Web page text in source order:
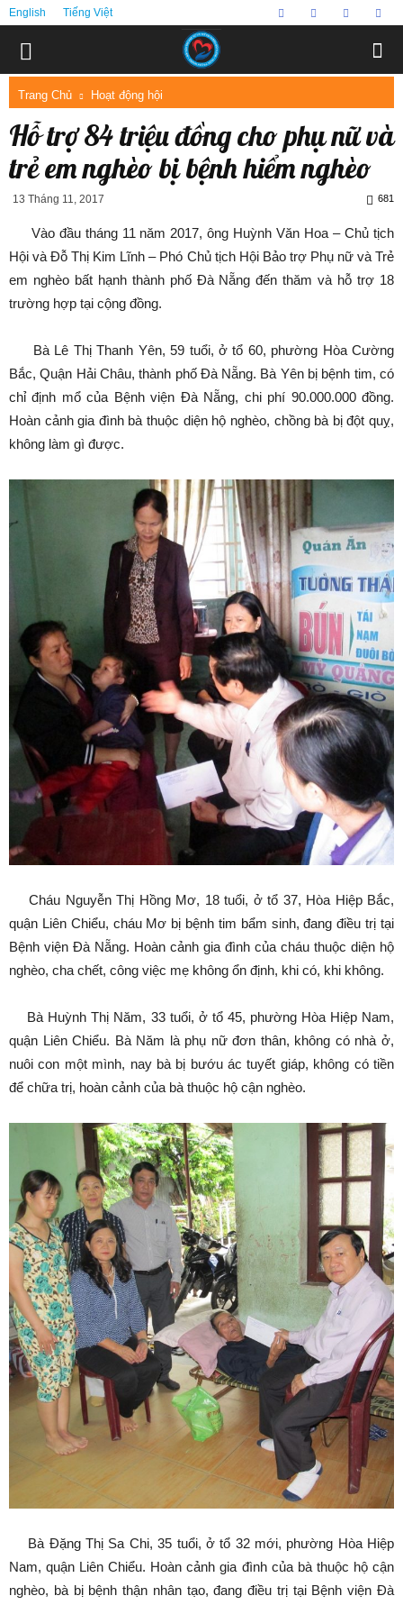
English Tiếng Việt
Trang Chủ Hoạt động hội
Hỗ trợ 84 triệu đồng cho phụ nữ và
trẻ em nghèo bị bệnh hiểm nghèo
13 Tháng 11, 2017 681
Vào đầu tháng 11 năm 2017, ông Huỳnh Văn Hoa – Chủ tịch
Hội và Đỗ Thị Kim Lĩnh – Phó Chủ tịch Hội Bảo trợ Phụ nữ và Trẻ
em nghèo bất hạnh thành phố Đà Nẵng đến thăm và hỗ trợ 18
trường hợp tại cộng đồng.
Bà Lê Thị Thanh Yên, 59 tuổi, ở tổ 60, phường Hòa Cường
Bắc, Quận Hải Châu, thành phố Đà Nẵng. Bà Yên bị bệnh tim, có
chỉ định mổ của Bệnh viện Đà Nẵng, chi phí 90.000.000 đồng.
Hoàn cảnh gia đình bà thuộc diện hộ nghèo, chồng bà bị đột quỵ,
không làm gì được.
Cháu Nguyễn Thị Hồng Mơ, 18 tuổi, ở tổ 37, Hòa Hiệp Bắc,
quận Liên Chiểu, cháu Mơ bị bệnh tim bẩm sinh, đang điều trị tại
Bệnh viện Đà Nẵng. Hoàn cảnh gia đình của cháu thuộc diện hộ
nghèo, cha chết, công việc mẹ không ổn định, khi có, khi không.
Bà Huỳnh Thị Năm, 33 tuổi, ở tổ 45, phường Hòa Hiệp Nam,
quận Liên Chiểu. Bà Năm là phụ nữ đơn thân, không có nhà ở,
nuôi con một mình, nay bà bị bướu ác tuyết giáp, không có tiền
để chữa trị, hoàn cảnh của bà thuộc hộ cận nghèo.
Bà Đặng Thị Sa Chi, 35 tuổi, ở tổ 32 mới, phường Hòa Hiệp
Nam, quận Liên Chiểu. Hoàn cảnh gia đình của bà thuộc hộ cận
nghèo, bà bị bệnh thận nhân tạo, đang điều trị tại Bệnh viện Đà